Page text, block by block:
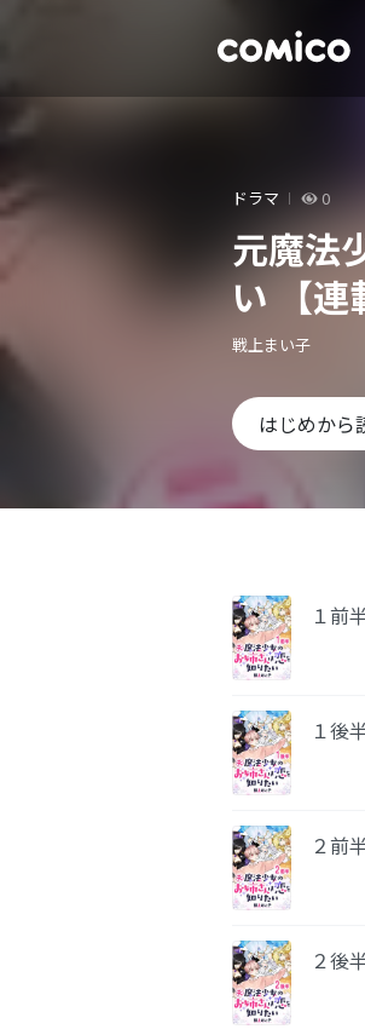
ドラマ 0
元魔法
い 【連
戦上まい子
はじめから
１前
１後
２前
２後